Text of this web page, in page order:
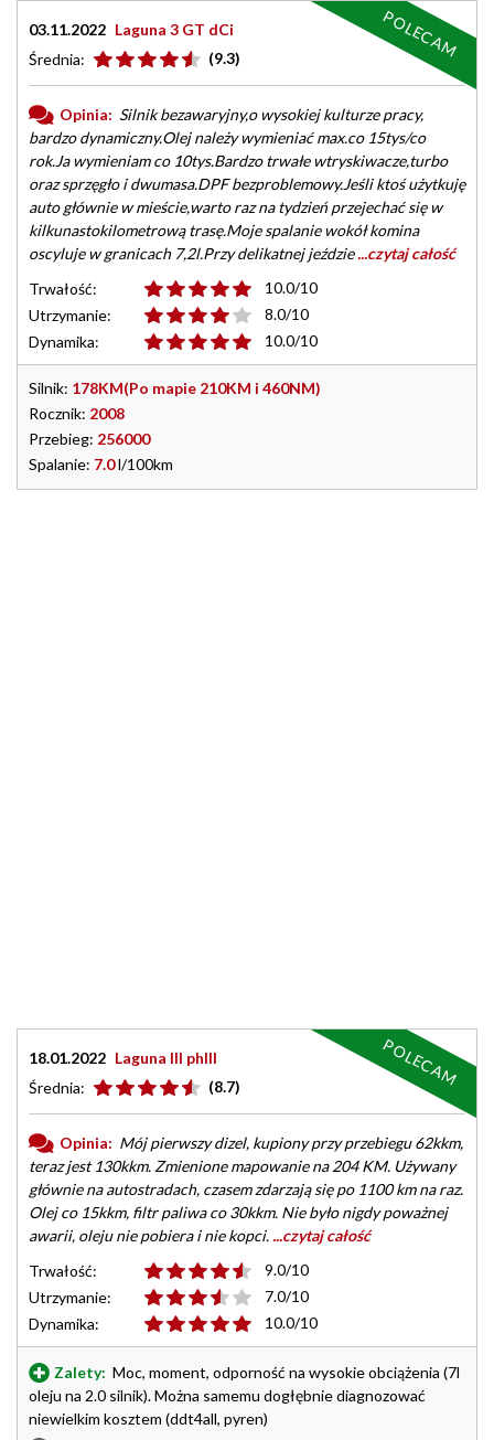
03.11.2022 Laguna 3 GT dCi
Średnia:
(9.3)
Opinia: Silnik bezawaryjny,o wysokiej kulturze pracy,
bardzo dynamiczny.Olej należy wymieniać max.co 15tys/co
rok.Ja wymieniam co 10tys.Bardzo trwałe wtryskiwacze,turbo
oraz sprzęgło i dwumasa.DPF bezproblemowy.Jeśli ktoś użytkuję
auto głównie w mieście,warto raz na tydzień przejechać się w
kilkunastokilometrową trasę.Moje spalanie wokół komina
oscyluje w granicach 7,2l.Przy delikatnej jeździe...czytaj całość
Trwałość:
10.0/10
Utrzymanie:
8.0/10
Dynamika:
10.0/10
Silnik: 178KM(Po mapie 210KM i 460NM)
Rocznik: 2008
Przebieg: 256000
Spalanie: 7.0l/100km
POLECAM
18.01.2022 Laguna III phIII
Średnia:
(8.7)
Opinia: Mój pierwszy dizel, kupiony przy przebiegu 62kkm,
teraz jest 130kkm. Zmienione mapowanie na 204 KM. Używany
głównie na autostradach, czasem zdarzają się po 1100 km na raz.
Olej co 15kkm, filtr paliwa co 30kkm. Nie było nigdy poważnej
awarii, oleju nie pobiera i nie kopci. ...czytaj całość
Trwałość:
9.0/10
Utrzymanie:
7.0/10
Dynamika:
10.0/10
Zalety: Moc, moment, odporność na wysokie obciążenia (7l
oleju na 2.0 silnik). Można samemu dogłębnie diagnozować
niewielkim kosztem (ddt4all, pyren)
POLECAM